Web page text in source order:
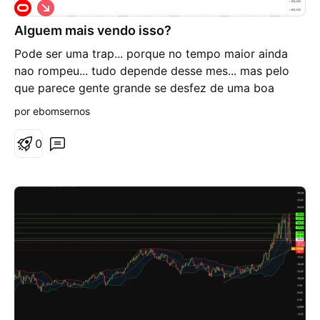
Alguem mais vendo isso?
Pode ser uma trap... porque no tempo maior ainda
nao rompeu... tudo depende desse mes... mas pelo
que parece gente grande se desfez de uma boa
quantia durante um bom tempo...
V
i
é
d
b
a
x
por ebomsernos
0